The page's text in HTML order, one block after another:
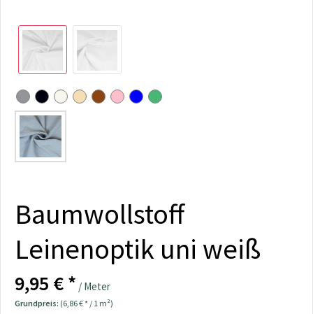
Baumwollstoff
Leinenoptik uni weiß
9,95 € * / Meter
Grundpreis: (6,86 € * / 1 m²)